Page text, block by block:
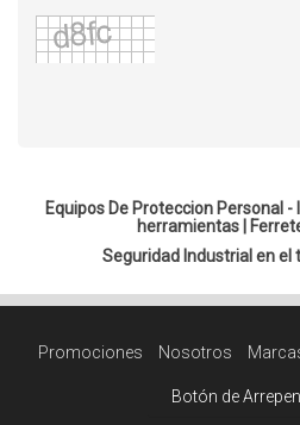
Equipos De Proteccion Personal -
herramientas
Seguridad Industrial en el
Promociones Nosotros
Botón de